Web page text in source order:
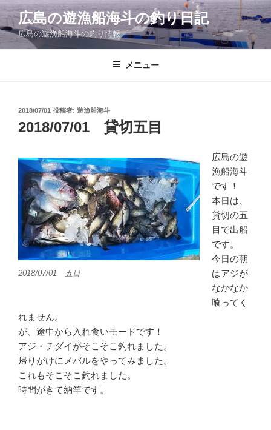
コ
ン
ン
広島の遊漁船海斗の釣り日記
広島の遊漁船海斗の釣り情報
メニュー
投
稿
日:
2018/07/01 投稿者: 遊漁船海斗
2018/07/01 貸切五目
2018/07/01 五目
広島の遊
漁船海斗
です！
本日は、
貸切の五
目で出船
です。
今日の朝
はアジが
なかなか
喰ってく
れません。
が、途中から入れ食いモードです！
アジ・チダイがそこそこ釣れました。
帰りがけにメバルをやってみました。
これもそこそこ釣れました。
時間がきて納竿です。